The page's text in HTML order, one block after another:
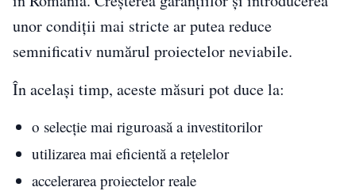
unor condiții mai stricte ar putea reduce
semnificativ numărul proiectelor neviabile.
În același timp, aceste măsuri pot duce la:
o selecție mai riguroasă a investitorilor
utilizarea mai eficientă a rețelelor
accelerarea proiectelor reale